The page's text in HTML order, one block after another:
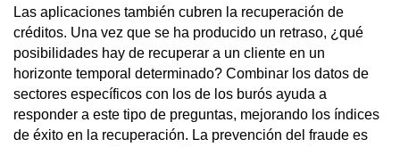
Las aplicaciones también cubren la recuperación de
créditos. Una vez que se ha producido un retraso, ¿qué
posibilidades hay de recuperar a un cliente en un
horizonte temporal determinado? Combinar los datos de
sectores específicos con los de los burós ayuda a
responder a este tipo de preguntas, mejorando los índices
de éxito en la recuperación. La prevención del fraude es